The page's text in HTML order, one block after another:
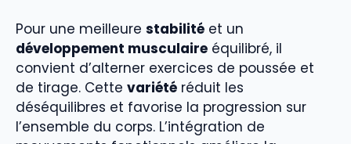
Pour une meilleure stabilité et un
développement musculaire équilibré, il
convient d’alterner exercices de poussée et
de tirage. Cette variété réduit les
déséquilibres et favorise la progression sur
l’ensemble du corps. L’intégration de